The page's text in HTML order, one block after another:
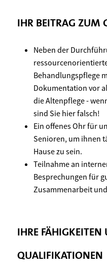
IHR BEITRAG ZUM
Neben der
Behandlungspflege
Dokumentation vor
die Altenpflege -
sind Sie hier falsch!
Ein offenes Ohr für
Senioren, um ihnen
Hause zu sein.
Teilnahme an
Besprechungen für
Zusammenarbeit
IHRE FÄHIGKEITEN
QUALIFIKATIONEN